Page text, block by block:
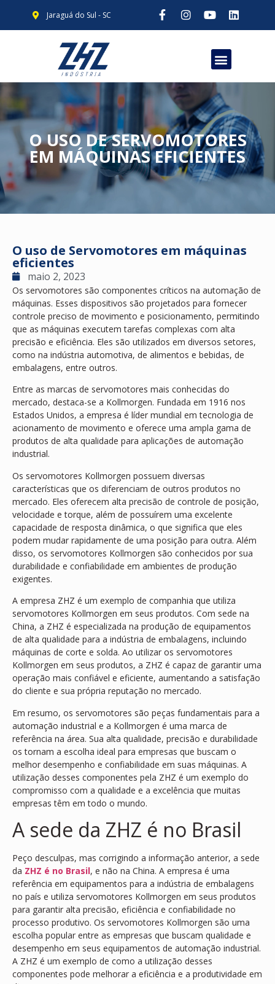
Jaraguá do Sul - SC
O USO DE SERVOMOTORES
EM MÁQUINAS EFICIENTES
O uso de Servomotores em máquinas
eficientes
maio 2, 2023
Os servomotores são componentes críticos na automação de
máquinas. Esses dispositivos são projetados para fornecer
controle preciso de movimento e posicionamento, permitindo
que as máquinas executem tarefas complexas com alta
precisão e eficiência. Eles são utilizados em diversos setores,
como na indústria automotiva, de alimentos e bebidas, de
embalagens, entre outros.
Entre as marcas de servomotores mais conhecidas do
mercado, destaca-se a Kollmorgen. Fundada em 1916 nos
Estados Unidos, a empresa é líder mundial em tecnologia de
acionamento de movimento e oferece uma ampla gama de
produtos de alta qualidade para aplicações de automação
industrial.
Os servomotores Kollmorgen possuem diversas
características que os diferenciam de outros produtos no
mercado. Eles oferecem alta precisão de controle de posição,
velocidade e torque, além de possuírem uma excelente
capacidade de resposta dinâmica, o que significa que eles
podem mudar rapidamente de uma posição para outra. Além
disso, os servomotores Kollmorgen são conhecidos por sua
durabilidade e confiabilidade em ambientes de produção
exigentes.
A empresa ZHZ é um exemplo de companhia que utiliza
servomotores Kollmorgen em seus produtos. Com sede na
China, a ZHZ é especializada na produção de equipamentos
de alta qualidade para a indústria de embalagens, incluindo
máquinas de corte e solda. Ao utilizar os servomotores
Kollmorgen em seus produtos, a ZHZ é capaz de garantir uma
operação mais confiável e eficiente, aumentando a satisfação
do cliente e sua própria reputação no mercado.
Em resumo, os servomotores são peças fundamentais para a
automação industrial e a Kollmorgen é uma marca de
referência na área. Sua alta qualidade, precisão e durabilidade
os tornam a escolha ideal para empresas que buscam o
melhor desempenho e confiabilidade em suas máquinas. A
utilização desses componentes pela ZHZ é um exemplo do
compromisso com a qualidade e a excelência que muitas
empresas têm em todo o mundo.
A sede da ZHZ é no Brasil
Peço desculpas, mas corrigindo a informação anterior, a sede
da ZHZ é no Brasil, e não na China. A empresa é uma
referência em equipamentos para a indústria de embalagens
no país e utiliza servomotores Kollmorgen em seus produtos
para garantir alta precisão, eficiência e confiabilidade no
processo produtivo. Os servomotores Kollmorgen são uma
escolha popular entre as empresas que buscam qualidade e
desempenho em seus equipamentos de automação industrial.
A ZHZ é um exemplo de como a utilização desses
componentes pode melhorar a eficiência e a produtividade em